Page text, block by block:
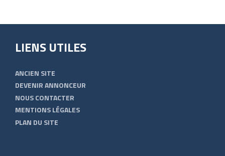
LIENS UTILES
ANCIEN SITE
DEVENIR ANNONCEUR
NOUS CONTACTER
MENTIONS LÉGALES
PLAN DU SITE